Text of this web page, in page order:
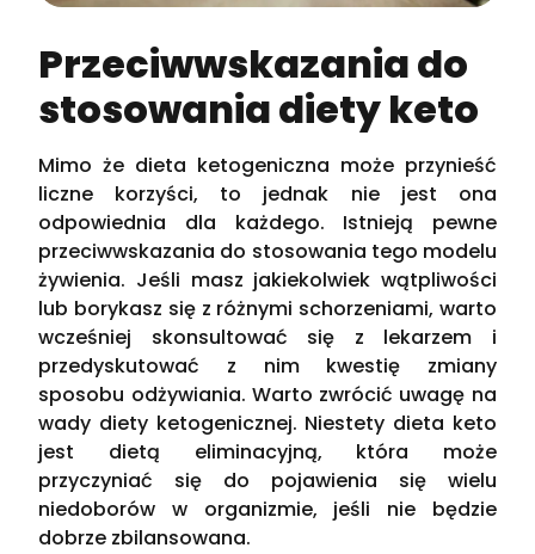
Przeciwwskazania do
stosowania diety keto
Mimo że dieta ketogeniczna może przynieść
liczne korzyści, to jednak nie jest ona
odpowiednia dla każdego. Istnieją pewne
przeciwwskazania do stosowania tego modelu
żywienia. Jeśli masz jakiekolwiek wątpliwości
lub borykasz się z różnymi schorzeniami, warto
wcześniej skonsultować się z lekarzem i
przedyskutować z nim kwestię zmiany
sposobu odżywiania. Warto zwrócić uwagę na
wady diety ketogenicznej. Niestety dieta keto
jest dietą eliminacyjną, która może
przyczyniać się do pojawienia się wielu
niedoborów w organizmie, jeśli nie będzie
dobrze zbilansowana.